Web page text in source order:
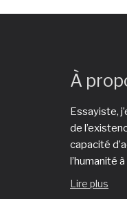
À
Essayiste,
de
capacité
l’humanité
Lire plus